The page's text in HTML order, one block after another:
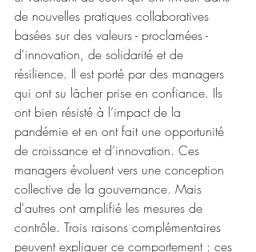
de nouvelles pratiques collaboratives
basées sur des valeurs - proclamées -
d'innovation, de solidarité et de
résilience. Il est porté par des managers
qui ont su lâcher prise en confiance. Ils
ont bien résisté à l’impact de la
pandémie et en ont fait une opportunité
de croissance et d’innovation. Ces
managers évoluent vers une conception
collective de la gouvernance. Mais
d'autres ont amplifié les mesures de
contrôle. Trois raisons complémentaires
peuvent expliquer ce comportement : ces